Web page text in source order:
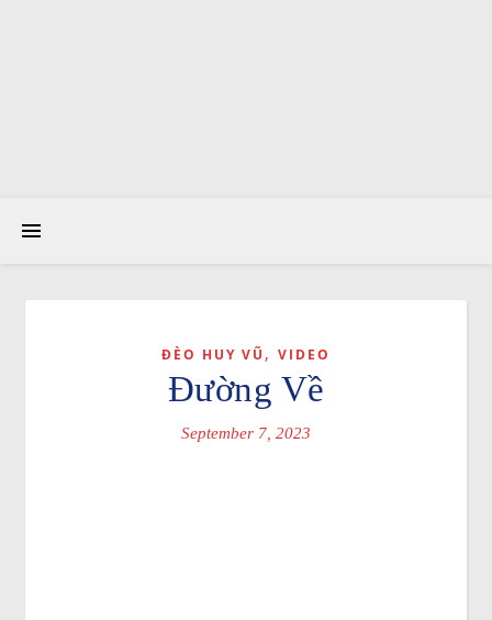
ĐÈO HUY VŨ , VIDEO
Đường Về
September 7, 2023